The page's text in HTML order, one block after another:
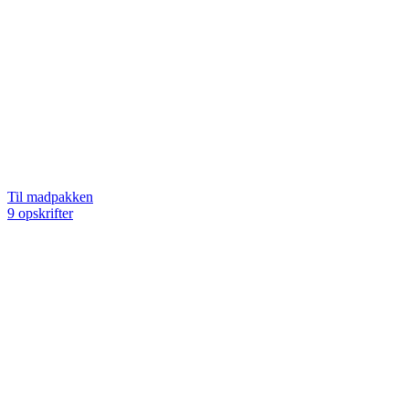
Til madpakken
9 opskrifter